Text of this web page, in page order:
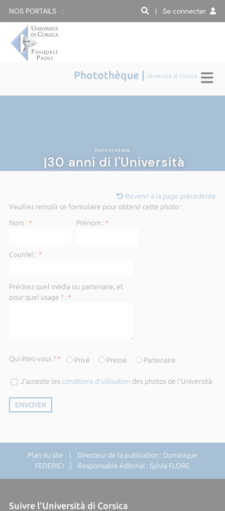
NOS PORTAILS : | Se connecter
Photothèque | Università di Corsica
PHOTOTHÈQUE
|30 anni di l'Università
Revenir à la page précédente
Veuillez remplir ce formulaire pour obtenir cette photo :
Nom :* Prénom :*
Courriel :*
Précisez quel média ou partenaire, et
pour quel usage ? :*
Qui êtes-vous ?* Privé Presse Partenaire
J’accepte les conditions d’utilisation des photos de l'Università
Plan du site | Directeur de la publication : Dominique
FEDERICI | Responsable éditorial : Sylvia FLORE
Suivre l'Università di Corsica